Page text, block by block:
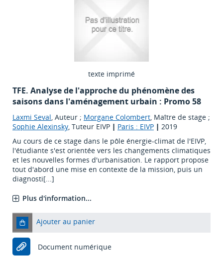
texte imprimé
TFE. Analyse de l'approche du phénomène des
saisons dans l'aménagement urbain : Promo 58
Laxmi Seval, Auteur ; Morgane Colombert, Maître de stage ;
Sophie Alexinsky, Tuteur EIVP | Paris : EIVP | 2019
Au cours de ce stage dans le pôle énergie-climat de l'EIVP,
l'étudiante s'est orientée vers les changements climatiques
et les nouvelles formes d'urbanisation. Le rapport propose
tout d'abord une mise en contexte de la mission, puis un
diagnosti[...]
Plus d'information...
Ajouter au panier
Document numérique